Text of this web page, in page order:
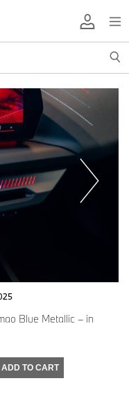
Blue Metallic – in
ADD TO CART